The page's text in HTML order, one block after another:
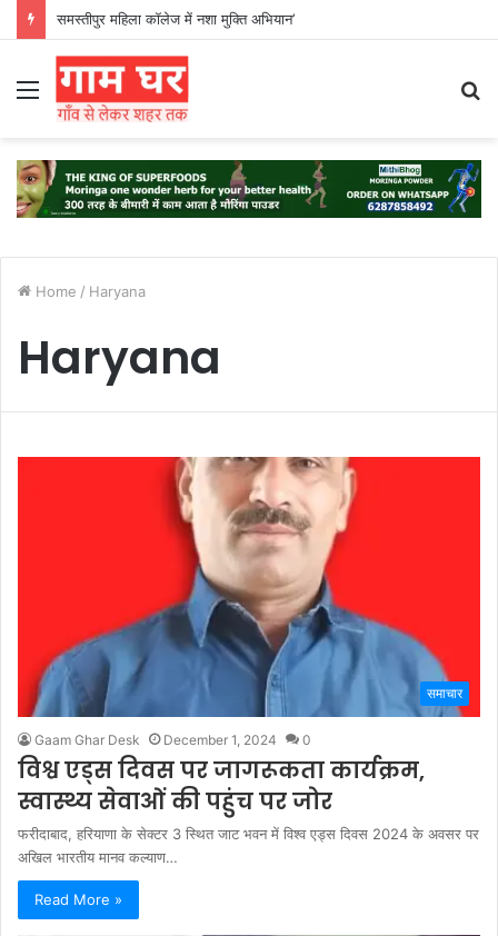
समस्तीपुर महिला कॉलेज में नशा मुक्ति अभियान’
Menu
Home / Haryana
Haryana
समाचार
Gaam Ghar Desk December 1, 2024 0
विश्व एड्स दिवस पर जागरूकता कार्यक्रम,
स्वास्थ्य सेवाओं की पहुंच पर जोर
फरीदाबाद, हरियाणा के सेक्टर 3 स्थित जाट भवन में विश्व एड्स दिवस 2024 के अवसर पर
अखिल भारतीय मानव कल्याण…
Read More »